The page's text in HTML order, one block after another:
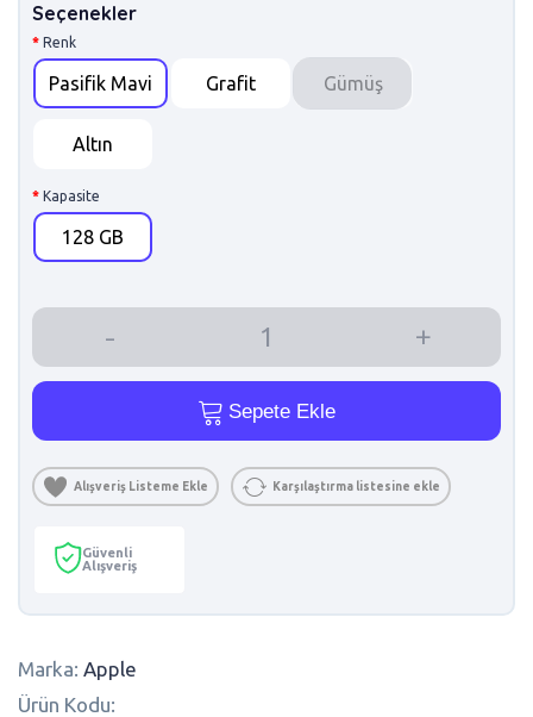
Seçenekler
Renk
Pasifik Mavi Grafit Gümüş
Altın
Kapasite
128 GB
Sepete Ekle
Alışveriş Listeme Ekle Karşılaştırma listesine ekle
Güvenli
Alışveriş
Marka: Apple
Ürün Kodu: